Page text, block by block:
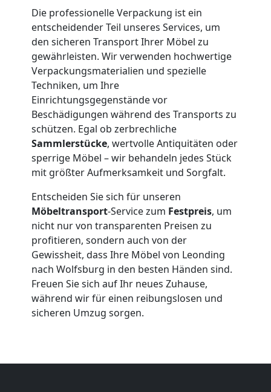
Die professionelle Verpackung ist ein
entscheidender Teil unseres Services, um
den sicheren Transport Ihrer Möbel zu
gewährleisten. Wir verwenden hochwertige
Verpackungsmaterialien und spezielle
Techniken, um Ihre
Einrichtungsgegenstände vor
Beschädigungen während des Transports zu
schützen. Egal ob zerbrechliche
Sammlerstücke, wertvolle Antiquitäten oder
sperrige Möbel – wir behandeln jedes Stück
mit größter Aufmerksamkeit und Sorgfalt.
Entscheiden Sie sich für unseren
Möbeltransport-Service zum Festpreis, um
nicht nur von transparenten Preisen zu
profitieren, sondern auch von der
Gewissheit, dass Ihre Möbel von Leonding
nach Wolfsburg in den besten Händen sind.
Freuen Sie sich auf Ihr neues Zuhause,
während wir für einen reibungslosen und
sicheren Umzug sorgen.
Lagerung
Leonding
Full-
Service-
Umzug
Leonding
Qualitäts-
Umzüge
Leonding
Vereinsumzug